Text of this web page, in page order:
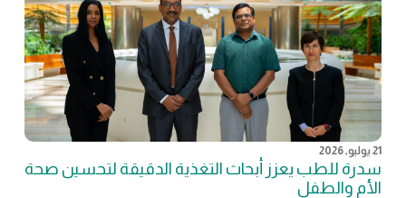
21 يوليو, 2026
سدرة للطب يعزز أبحاث التغذية الدقيقة لتحسين صحة
الأم والطفل